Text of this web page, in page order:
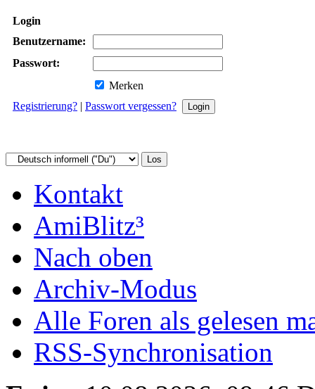
Login
Benutzername:
Passwort:
Merken
Registrierung? | Passwort vergessen?
Kontakt
AmiBlitz³
Nach oben
Archiv-Modus
Alle Foren als gelesen
RSS-Synchronisation